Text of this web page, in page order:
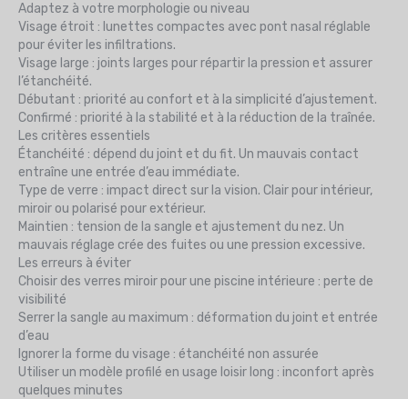
Adaptez à votre morphologie ou niveau
Visage étroit : lunettes compactes avec pont nasal réglable
pour éviter les infiltrations.
Visage large : joints larges pour répartir la pression et assurer
l’étanchéité.
Débutant : priorité au confort et à la simplicité d’ajustement.
Confirmé : priorité à la stabilité et à la réduction de la traînée.
Les critères essentiels
Étanchéité : dépend du joint et du fit. Un mauvais contact
entraîne une entrée d’eau immédiate.
Type de verre : impact direct sur la vision. Clair pour intérieur,
miroir ou polarisé pour extérieur.
Maintien : tension de la sangle et ajustement du nez. Un
mauvais réglage crée des fuites ou une pression excessive.
Les erreurs à éviter
Choisir des verres miroir pour une piscine intérieure : perte de
visibilité
Serrer la sangle au maximum : déformation du joint et entrée
d’eau
Ignorer la forme du visage : étanchéité non assurée
Utiliser un modèle profilé en usage loisir long : inconfort après
quelques minutes